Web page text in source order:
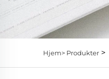
Hjem> Produkter >